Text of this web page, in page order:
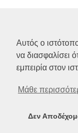
Αυτός ο
να διασφαλίσει
εμπειρία στον
Μάθε
Δεν